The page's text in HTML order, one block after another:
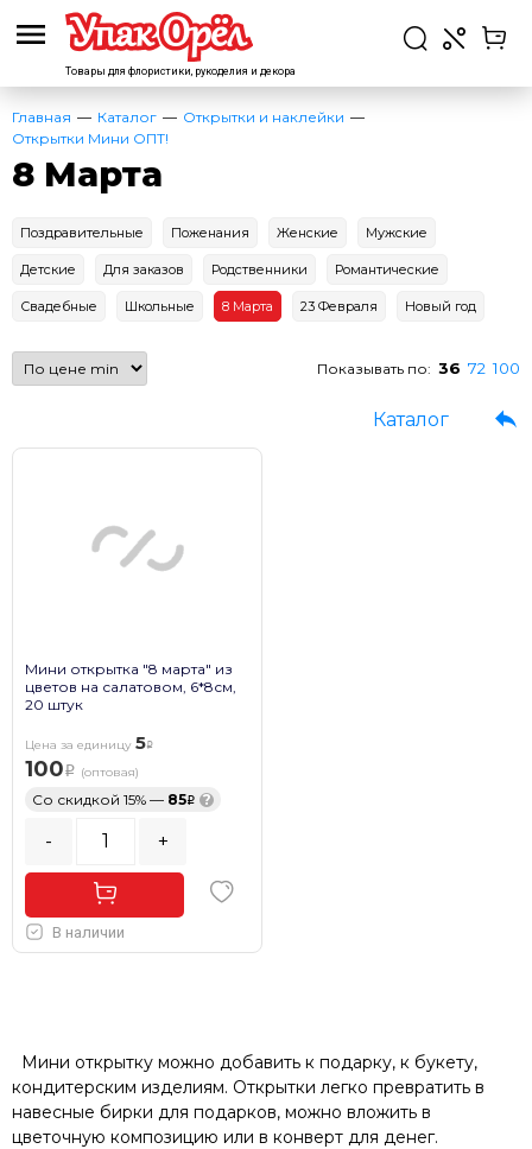
Товары для флористики, рукоделия и декора
Главная Каталог
Открытки и наклейки
Открытки Мини ОПТ!
8 Марта
Поздравительные Поженания Женские Мужские
Детские Для заказов Родственники Романтические
Свадебные Школьные 8 Марта 23 Февраля Новый год
Показывать по: 36 72 100
Каталог
Мини открытка "8 марта" из
цветов на салатовом, 6*8см,
20 штук
Цена за единицу 5
100 (оптовая)
Со скидкой 15% — 85 ?
- +
В наличии
Мини открытку можно добавить к подарку, к букету,
кондитерским изделиям. Открытки легко превратить в
навесные бирки для подарков, можно вложить в
цветочную композицию или в конверт для денег.